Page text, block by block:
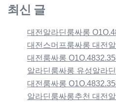
최신 글
대전알라딘룸싸롱
대전스머프룸싸롱 대전
대전룸싸롱
알라딘룸싸롱 유성알라
대전룸싸롱
알라딘룸싸롱추천 대전